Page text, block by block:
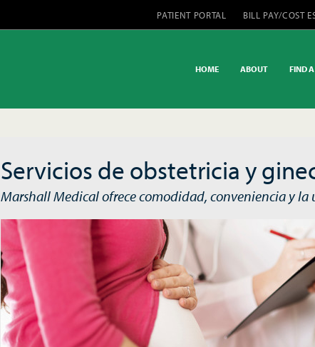
PATIENT PORTAL BILL PAY/COST
HOME ABOUT FIND
Servicios de obstetricia y
Marshall Medical ofrece comodidad, conveniencia y